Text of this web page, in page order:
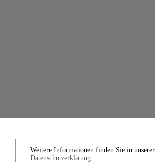
Weitere Informationen finden Sie in unserer
Datenschutzerklärung